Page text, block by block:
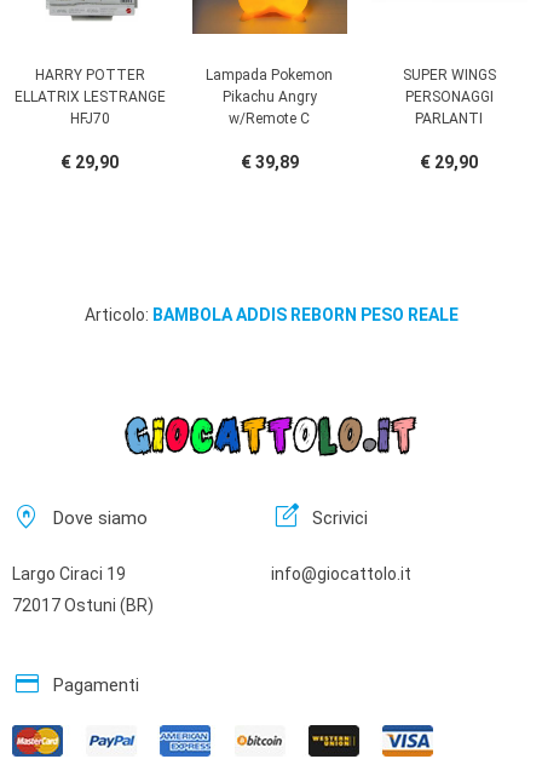
HARRY POTTER
ELLATRIX LESTRANGE
HFJ70
€ 29,90
Lampada Pokemon
Pikachu Angry
w/Remote C
€ 39,89
SUPER WINGS
PERSONAGGI
PARLANTI
€ 29,90
Articolo: BAMBOLA ADDIS REBORN PESO REALE
home_pin Dove siamo
Largo Ciraci 19
72017 Ostuni (BR)
edit_square Scrivici
info@giocattolo.it
credit_card Pagamenti